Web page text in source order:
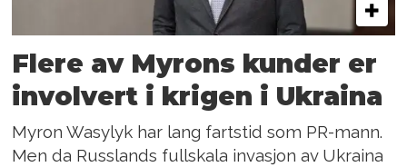
Flere av Myrons kunder er
involvert i krigen i Ukraina
Myron Wasylyk har lang fartstid som PR-mann.
Men da Russlands fullskala invasjon av Ukraina